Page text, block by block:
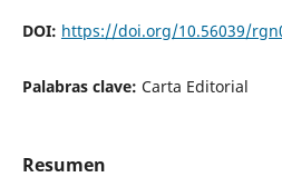
DOI: https://doi.org/10.56039/
Palabras clave: Carta Editorial
Resumen